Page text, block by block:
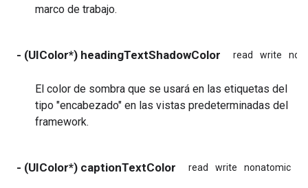
marco de trabajo.
- (UIColor*) headingTextShadowColor read write
El color de sombra que se usará en las etiquetas del
tipo "encabezado" en las vistas predeterminadas del
framework.
- (UIColor*) captionTextColor read write nonatomic